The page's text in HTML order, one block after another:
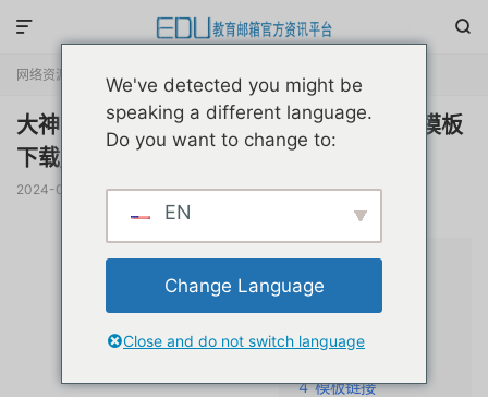


网络资源 正文
大神notion模板合集下载/兔子宇宙notion模板
下载/一件拷贝免费分享
2024-02-10 阅读(2603) 评论(0)  赞(1)
1
4 模板链接
We've detected you might be
speaking a different language.
Do you want to change to:
EN
Change Language
Close and do not switch language